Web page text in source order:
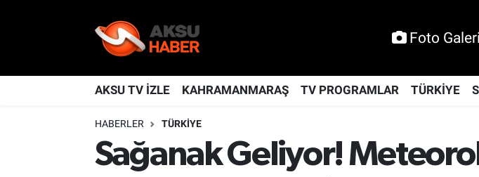
Foto Galeri
AKSU TV İZLE KAHRAMANMARAŞ TV PROGRAMLAR TÜRKİYE
HABERLER TÜRKİYE
Sağanak Geliyor!
KAHRAMANMARAŞ
Nöbetçi Eczaneler
Hava Durumu
Kahramanmaraş Namaz Vakitleri
Trafik Durumu